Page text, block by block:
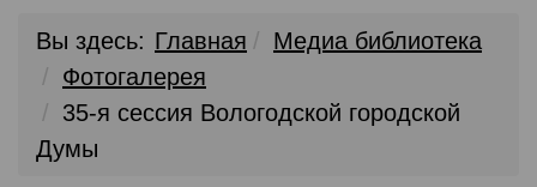
Вы здесь: Главная
Медиа библиотека
Фотогалерея
35-я сессия Вологодской городской
Думы